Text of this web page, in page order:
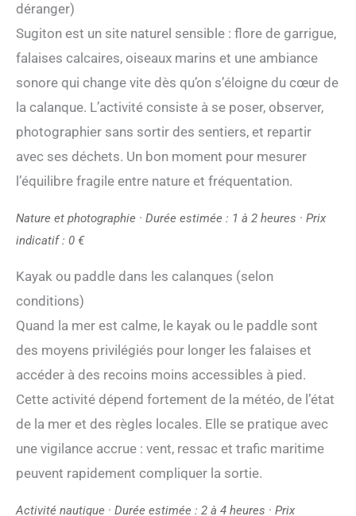
déranger)
Sugiton est un site naturel sensible : flore de garrigue,
falaises calcaires, oiseaux marins et une ambiance
sonore qui change vite dès qu’on s’éloigne du cœur de
la calanque. L’activité consiste à se poser, observer,
photographier sans sortir des sentiers, et repartir
avec ses déchets. Un bon moment pour mesurer
l’équilibre fragile entre nature et fréquentation.
Nature et photographie · Durée estimée : 1 à 2 heures · Prix
indicatif : 0 €
Kayak ou paddle dans les calanques (selon
conditions)
Quand la mer est calme, le kayak ou le paddle sont
des moyens privilégiés pour longer les falaises et
accéder à des recoins moins accessibles à pied.
Cette activité dépend fortement de la météo, de l’état
de la mer et des règles locales. Elle se pratique avec
une vigilance accrue : vent, ressac et trafic maritime
peuvent rapidement compliquer la sortie.
Activité nautique · Durée estimée : 2 à 4 heures · Prix